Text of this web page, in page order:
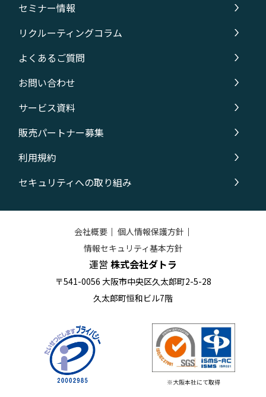
セミナー情報
リクルーティングコラム
よくあるご質問
お問い合わせ
サービス資料
販売パートナー募集
利用規約
セキュリティへの取り組み
会社概要｜ 個人情報保護方針 ｜
情報セキュリティ基本方針
運営 株式会社ダトラ
〒541-0056 大阪市中央区久太郎町2-5-28
久太郎町恒和ビル7階
※大阪本社にて取得